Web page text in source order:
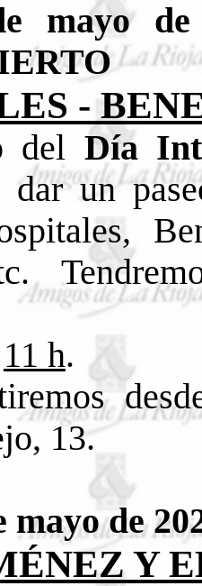
mayo de
-
del Día
dar un
11 h.
13.
mayo de
Y